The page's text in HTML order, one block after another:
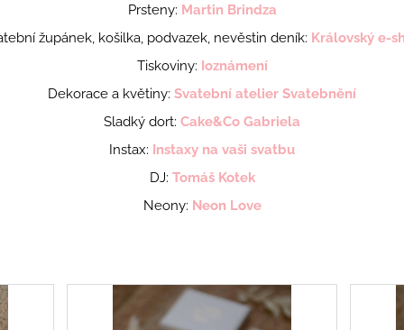
Prsteny: Martin Brindza
župánek, košilka, podvazek, nevěstin deník: Královský e-
Tiskoviny: Ioznámení
Dekorace a květiny: Svatební atelier Svatebnění
Sladký dort: Cake&Co Gabriela
Instax: Instaxy na vaši svatbu
DJ: Tomáš Kotek
Neony: Neon Love